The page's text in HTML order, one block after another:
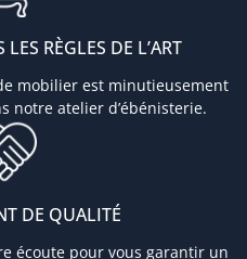
RÈGLES DE L’ART
mobilier est minutieusement
notre atelier d’ébénisterie.
DE QUALITÉ
écoute pour vous garantir un